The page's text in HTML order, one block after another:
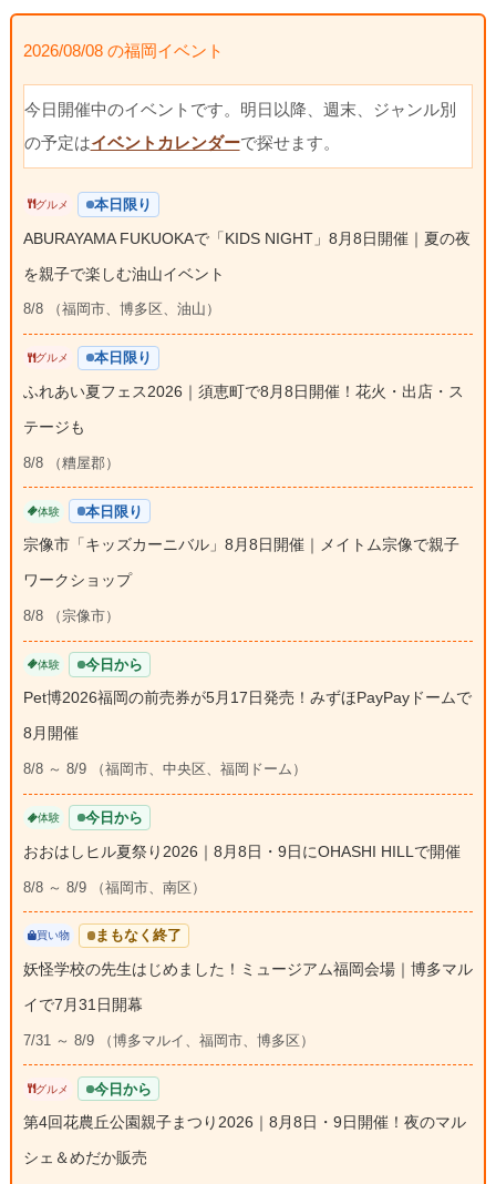
2026/08/08 の福岡イベント
今日開催中のイベントです。明日以降、週末、ジャンル別
の予定はイベントカレンダーで探せます。
グルメ 本日限り
ABURAYAMA FUKUOKAで「KIDS NIGHT」8月8日開催｜夏の夜
を親子で楽しむ油山イベント
8/8 （福岡市、博多区、油山）
グルメ 本日限り
ふれあい夏フェス2026｜須恵町で8月8日開催！花火・出店・ス
テージも
8/8 （糟屋郡）
体験 本日限り
宗像市「キッズカーニバル」8月8日開催｜メイトム宗像で親子
ワークショップ
8/8 （宗像市）
体験 今日から
Pet博2026福岡の前売券が5月17日発売！みずほPayPayドームで
8月開催
8/8 ～ 8/9 （福岡市、中央区、福岡ドーム）
体験 今日から
おおはしヒル夏祭り2026｜8月8日・9日にOHASHI HILLで開催
8/8 ～ 8/9 （福岡市、南区）
買い物 まもなく終了
妖怪学校の先生はじめました！ミュージアム福岡会場｜博多マル
イで7月31日開幕
7/31 ～ 8/9 （博多マルイ、福岡市、博多区）
グルメ 今日から
第4回花農丘公園親子まつり2026｜8月8日・9日開催！夜のマル
シェ＆めだか販売